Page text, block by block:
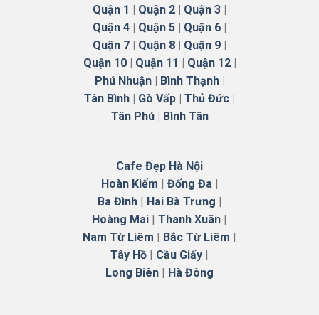
Quận 1
Quận 2 Quận 3
Quận 4
Quận 5 Quận 6
Quận 7
Quận 8 Quận 9
Quận 10| Quận 11 Quận 12|
Phú Nhuận| Bình Thạnh|
Tân Bình
Gò Vấp Thủ Đức
Tân Phú| Bình Tân
Cafe Đẹp Hà Nội
Hoàn Kiếm | Đống Đa|
Ba Đình| Hai Bà Trưng |
Hoàng Mai | Thanh Xuân |
Nam Từ Liêm | Bắc Từ Liêm |
Tây Hồ | Cầu Giấy |
Long Biên | Hà Đông